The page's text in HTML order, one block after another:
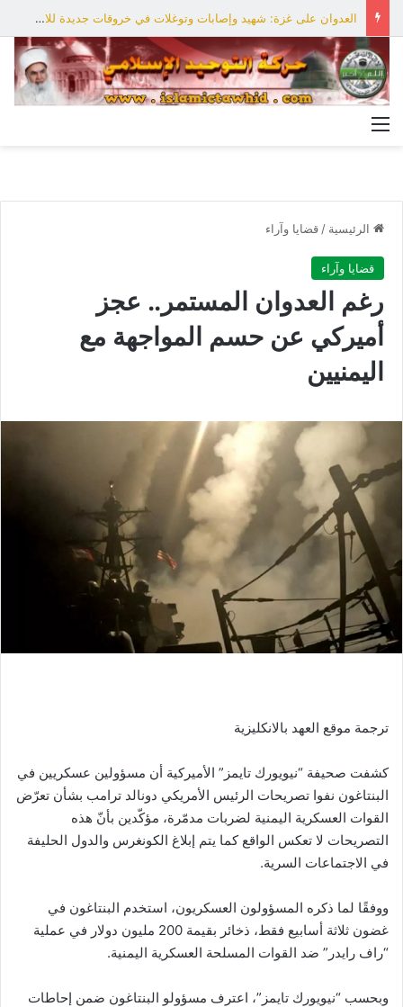
العدوان على غزة: شهيد وإصابات وتوغلات في خروقات جديدة للاحتلال
الرئيسية /قضايا وآراء
قضايا وآراء
رغم العدوان المستمر.. عجز
أميركي عن حسم المواجهة مع
اليمنيين
ترجمة موقع العهد بالانكليزية
كشفت صحيفة “نيويورك تايمز” الأميركية أن مسؤولين عسكريين في
البنتاغون نفوا تصريحات الرئيس الأمريكي دونالد ترامب بشأن تعرّض
القوات العسكرية اليمنية لضربات مدمّرة، مؤكّدين بأنّ هذه
التصريحات لا تعكس الواقع كما يتم إبلاغ الكونغرس والدول الحليفة
في الاجتماعات السرية.
ووفقًا لما ذكره المسؤولون العسكريون، استخدم البنتاغون في
غضون ثلاثة أسابيع فقط، ذخائر بقيمة 200 مليون دولار في عملية
“راف رايدر” ضد القوات المسلحة العسكرية اليمنية.
وبحسب “نيويورك تايمز”، اعترف مسؤولو البنتاغون ضمن إحاطات